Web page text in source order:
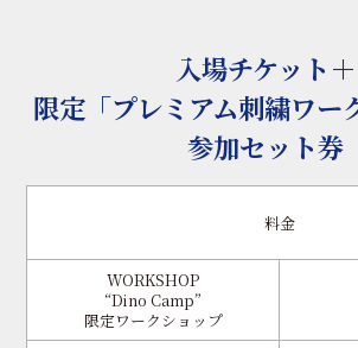
入場チケット＋
限定「プレミアム刺繍ワー
参加セット券
料金
WORKSHOP
“Dino Camp”
限定ワークショップ